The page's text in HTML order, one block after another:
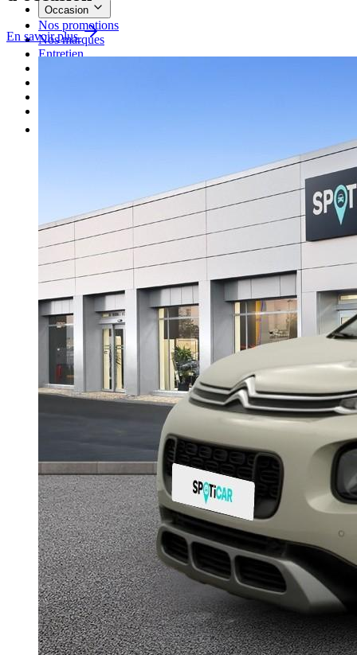
Occasion
Nos promotions
Nos marques
Entretien
En savoir plus